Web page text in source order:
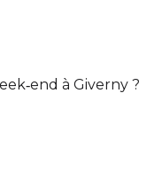
à Giverny ?